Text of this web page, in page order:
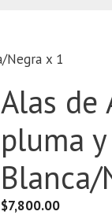
Negra x 1
Alas de
pluma
Blanca/
$7,800.00